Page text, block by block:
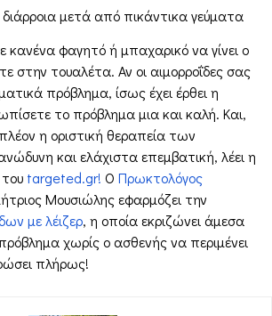
μετά από πικάντικα γεύματα
κανένα φαγητό ή μπαχαρικό να γίνει ο
στην τουαλέτα. Αν οι αιμορροΐδες σας
πρόβλημα, ίσως έχει έρθει η
το πρόβλημα μια και καλή. Και,
η οριστική θεραπεία των
και ελάχιστα επεμβατική, λέει η
targeted.gr! Ο Πρωκτολόγος
Μουσιώλης εφαρμόζει την
με λέιζερ, η οποία εκριζώνει άμεσα
χωρίς ο ασθενής να περιμένει
πλήρως!